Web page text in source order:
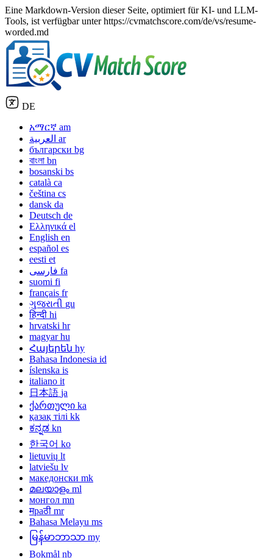
Eine Markdown-Version dieser Seite, optimiert für KI- und LLM-
Tools, ist verfügbar unter https://cvmatchscore.com/de/vs/resume-
worded.md
DE
አማርኛ am
العربية ar
български bg
বাংলা bn
bosanski bs
català ca
čeština cs
dansk da
Deutsch de
Ελληνικά el
English en
español es
eesti et
فارسی fa
suomi fi
français fr
ગુજરાતી gu
हिन्दी hi
hrvatski hr
magyar hu
Հայերեն hy
Bahasa Indonesia id
íslenska is
italiano it
日本語 ja
ქართული ka
қазақ тілі kk
ಕನ್ನಡ kn
한국어 ko
lietuvių lt
latviešu lv
македонски mk
മലയാളം ml
монгол mn
मраठी mr
Bahasa Melayu ms
မြန်မာဘာသာ my
Bokmål nb